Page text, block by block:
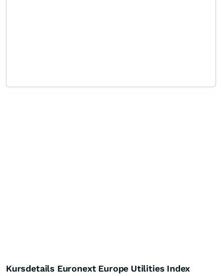
Kursdetails Euronext Europe Utilities Index